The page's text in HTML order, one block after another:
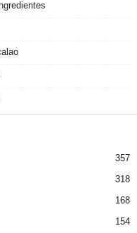
357
318
168
154